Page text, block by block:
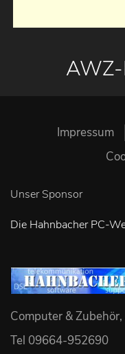
Impressum
Unser Sponsor
Die Hahnbacher PC-
Computer &
Tel 09664-952690